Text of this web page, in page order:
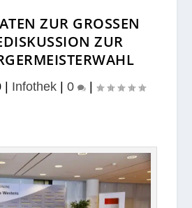
ZUR GROSSEN O
ZUR O
Infothek 0